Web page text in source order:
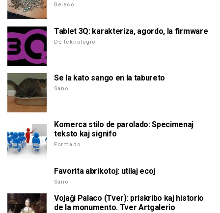
Beleco
Tablet 3Q: karakteriza, agordo, la firmware
De teknologio
Se la kato sango en la tabureto
Sano
Komerca stilo de parolado: Specimenaj
teksto kaj signifo
Formado
Favorita abrikotoj: utilaj ecoj
Sano
Vojaĝi Palaco (Tver): priskribo kaj historio
de la monumento. Tver Artgalerio